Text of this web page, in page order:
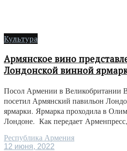
Культура
Армянское вино
Лондонской винной
Посол Армении в Великобритании
посетил Армянский павильон
ярмарки. Ярмарка проходила в
Лондоне. Как передает
Республика Армения
12 июня, 2022